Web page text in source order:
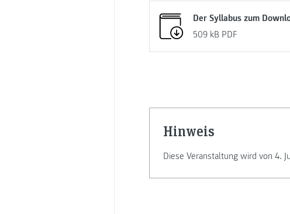
Der Syllabus zum
509 kB PDF
Hinweis
Diese Veranstaltung wird von 4.